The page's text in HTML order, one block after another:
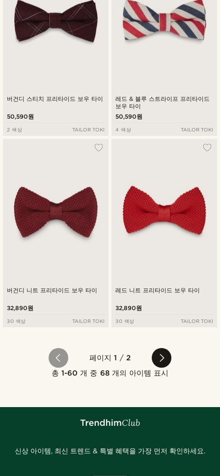
버건디 스티치 프리타이드 보우 타이
50,590원
2 색상 TAILOR TOKI
레드 & 블루 스트라이프 프리타이드
보우 타이
50,590원
4 색상 TAILOR TOKI
버건디 니트 프리타이드 보우 타이
32,890원
30 색상 TAILOR TOKI
레드 니트 프리타이드 보우 타이
32,890원
30 색상 TAILOR TOKI
페이지1 / 2
총1-60 개 중 68개의 아이템 표시
신상 아이템, 최신 트렌드 & 특별 혜택을 가장 먼저 확인하세요.